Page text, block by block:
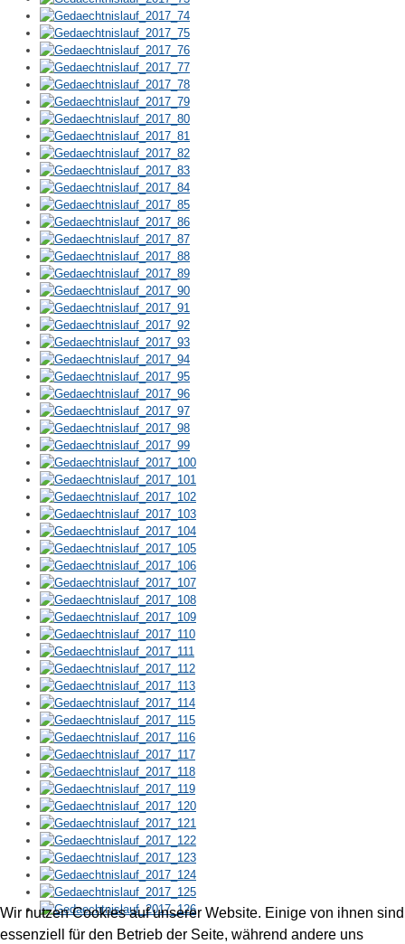
Wir nutzen Cookies auf unserer Website. Einige von ihnen sind
essenziell für den Betrieb der Seite, während andere uns